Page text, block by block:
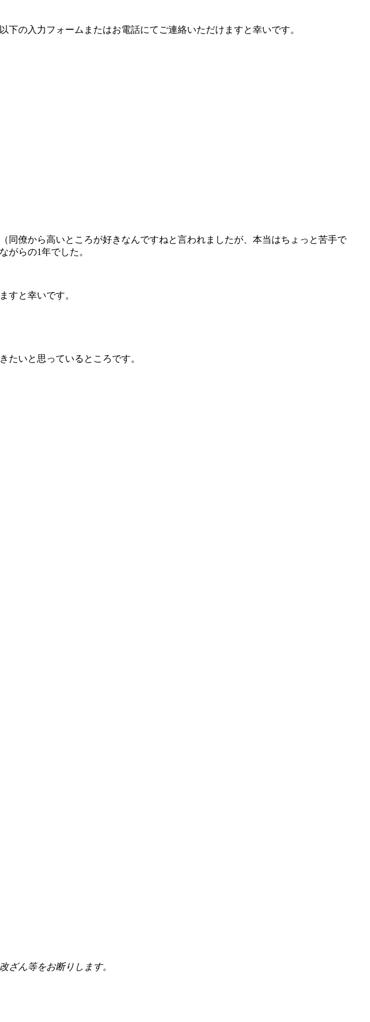
の入力フォームまたはお電話にてご連絡いただけますと幸いです。
僚から高いところが好きなんですねと言われましたが、本当はちょっと苦手で
がらの1年でした。
すと幸いです。
たいと思っているところです。
ざん等をお断りします。